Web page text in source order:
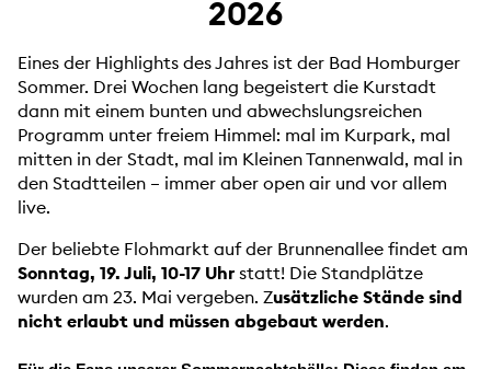
2026
Eines der Highlights des Jahres ist der Bad Homburger
Sommer. Drei Wochen lang begeistert die Kurstadt
dann mit einem bunten und abwechslungsreichen
Programm unter freiem Himmel: mal im Kurpark, mal
mitten in der Stadt, mal im Kleinen Tannenwald, mal in
den Stadtteilen – immer aber open air und vor allem
live.
Der beliebte Flohmarkt auf der Brunnenallee findet am
Sonntag, 19. Juli, 10-17 Uhr statt! Die Standplätze
wurden am 23. Mai vergeben. Zusätzliche Stände sind
nicht erlaubt und müssen abgebaut werden.